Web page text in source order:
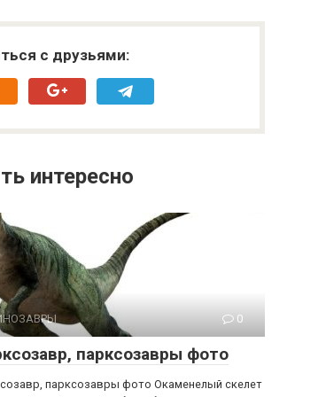
с друзьями:
интересно
0
парксозавры фото
парксозавры фото Окаменелый скелет